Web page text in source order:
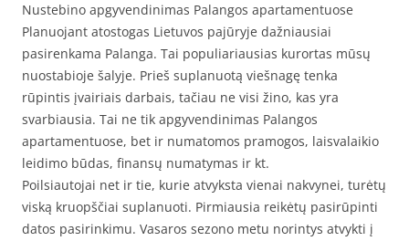
Nustebino apgyvendinimas Palangos apartamentuose
Planuojant atostogas Lietuvos pajūryje dažniausiai
pasirenkama Palanga. Tai populiariausias kurortas mūsų
nuostabioje šalyje. Prieš suplanuotą viešnagę tenka
rūpintis įvairiais darbais, tačiau ne visi žino, kas yra
svarbiausia. Tai ne tik apgyvendinimas Palangos
apartamentuose, bet ir numatomos pramogos, laisvalaikio
leidimo būdas, finansų numatymas ir kt.
Poilsiautojai net ir tie, kurie atvyksta vienai nakvynei, turėtų
viską kruopščiai suplanuoti. Pirmiausia reikėtų pasirūpinti
datos pasirinkimu. Vasaros sezono metu norintys atvykti į